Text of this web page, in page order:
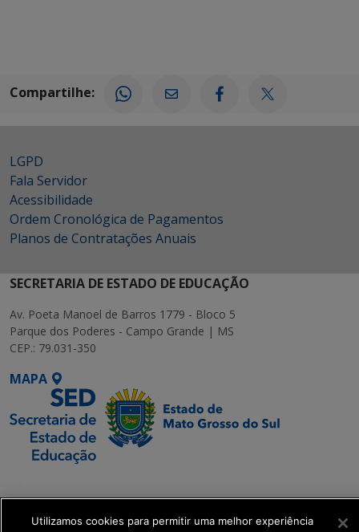
Compartilhe:
LGPD
Fala Servidor
Acessibilidade
Ordem Cronológica de Pagamentos
Planos de Contratações Anuais
SECRETARIA DE ESTADO DE EDUCAÇÃO
Av. Poeta Manoel de Barros 1779 - Bloco 5
Parque dos Poderes - Campo Grande | MS
CEP.: 79.031-350
MAPA
Executiva de
Transformação Digital
Utilizamos cookies para permitir uma melhor experiência